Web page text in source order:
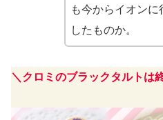
も今からイオン
したものか。
＼クロミのブラックタルトは